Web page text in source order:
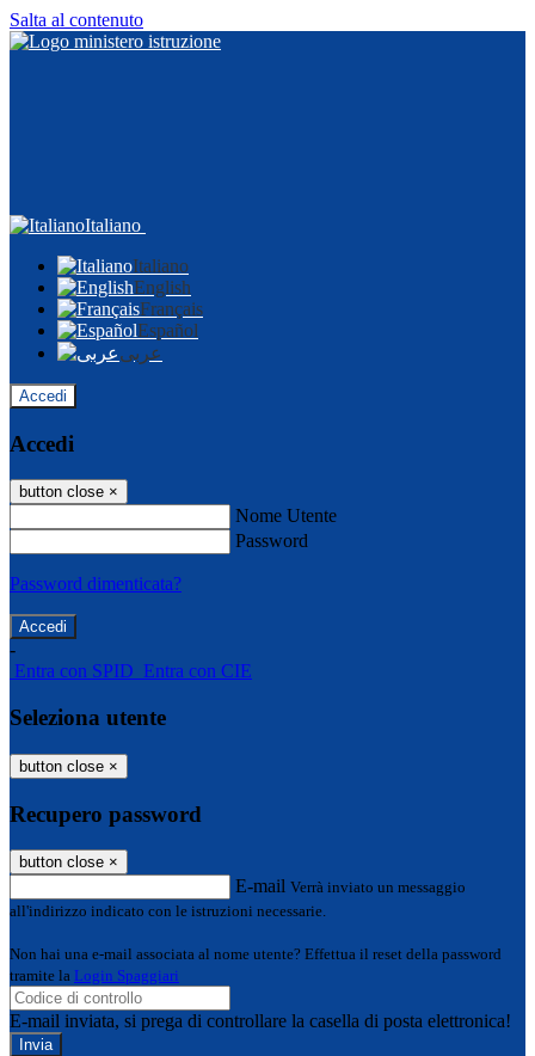
Salta al contenuto
Italiano
Italiano
English
Français
Español
عربى
Accedi
Accedi
button close ×
Nome Utente
Password
Password dimenticata?
-
Entra con SPID Entra con CIE
Seleziona utente
button close ×
Recupero password
button close ×
E-mail Verrà inviato un messaggio
all'indirizzo indicato con le istruzioni necessarie.
Non hai una e-mail associata al nome utente? Effettua il reset della password
tramite la Login Spaggiari
E-mail inviata, si prega di controllare la casella di posta elettronica!